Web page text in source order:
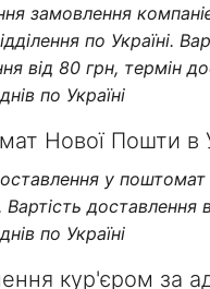
замовлення
по Україні.
від 80 грн, термін
по Україні
Нової Пошти в
у
Вартість доставлення
по Україні
кур'єром за